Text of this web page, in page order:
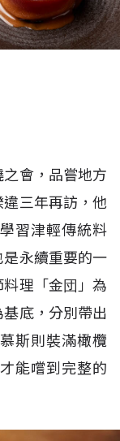
會，品嘗地方
三年再訪，他
習津輕傳統料
永續重要的一
理「金団」為
底，分別帶出
斯則裝滿橄欖
能嚐到完整的